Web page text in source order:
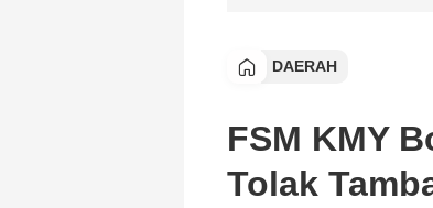
DAERAH
FSM KMY
Tolak